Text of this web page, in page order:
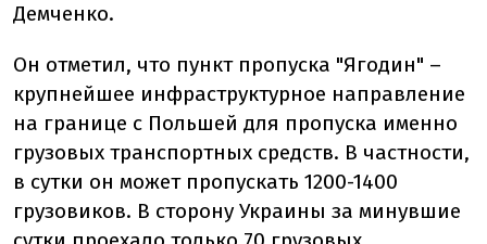
Демченко.
Он отметил, что пункт пропуска "Ягодин" –
крупнейшее инфраструктурное направление
на границе с Польшей для пропуска именно
грузовых транспортных средств. В частности,
в сутки он может пропускать 1200-1400
грузовиков. В сторону Украины за минувшие